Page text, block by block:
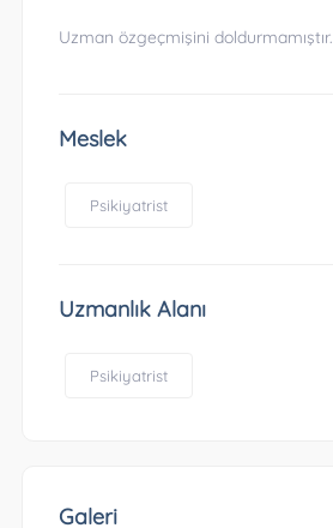
Uzman özgeçmişini doldurmamıştır.
Meslek
Psikiyatrist
Uzmanlık Alanı
Psikiyatrist
Galeri